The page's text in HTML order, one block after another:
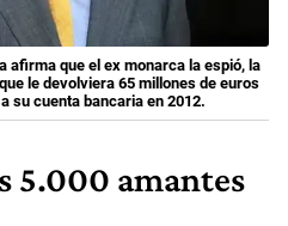
afirma que el ex monarca la espió, la
le devolviera 65 millones de euros
su cuenta bancaria en 2012.
5.000 amantes